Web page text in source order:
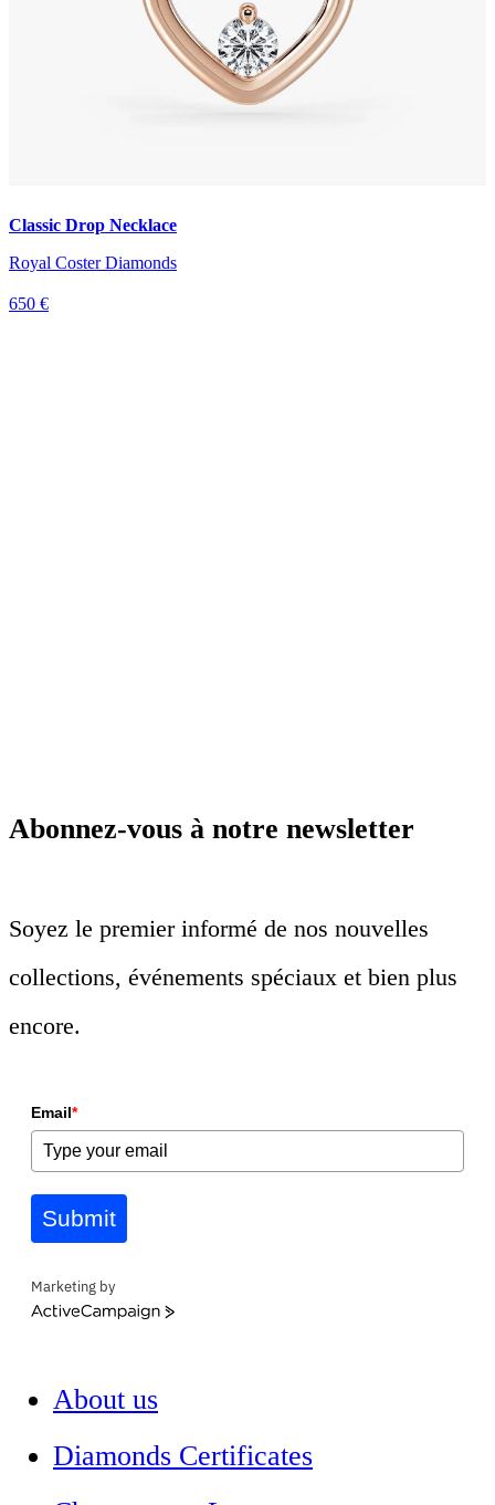
Classic Drop Necklace
Royal Coster Diamonds
650 €
Abonnez-vous à notre newsletter
Soyez le premier informé de nos nouvelles
collections, événements spéciaux et bien plus
encore.
Email*
Submit
Marketing by
ActiveCampaign
About us
Diamonds Certificates